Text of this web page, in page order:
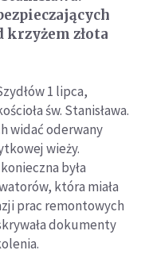
krzyżem złota
1 lipca,
św. Stanisława.
widać oderwany
wieży.
była
która miała
prac remontowych
dokumenty